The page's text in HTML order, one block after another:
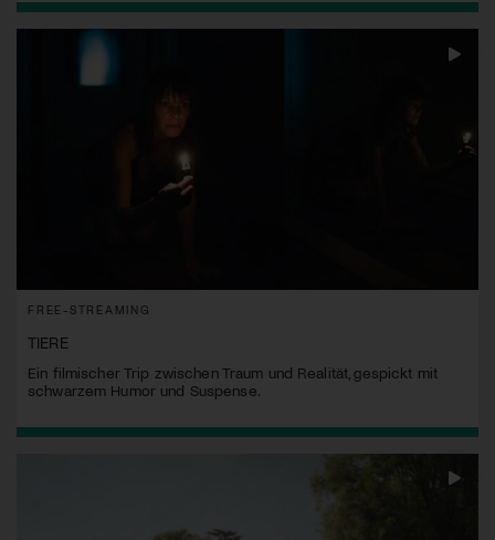
FREE-STREAMING
TIERE
Ein filmischer Trip zwischen Traum und Realität, gespickt mit
schwarzem Humor und Suspense.